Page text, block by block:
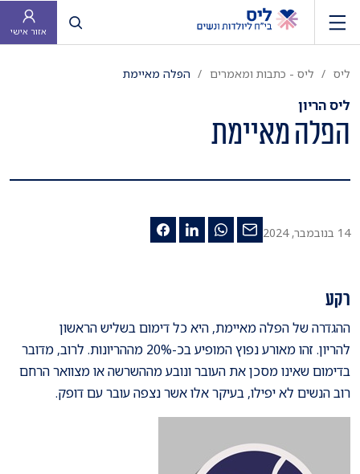
פתח חיפוש
אזור אישי
ליס ליס - כתבות ומאמרים הפלה מאיימת
ליס הריון
הפלה מאיימת
14 בנובמבר, 2024
רקע
ההגדרה של הפלה מאיימת, היא כל דימום בשליש הראשון
להריון. זהו מאורע נפוץ המופיע בכ-20% מההריונות. לרוב, מדובר
בדימום שאינו מסכן את העובר ונובע מההשרשה או מצוואר הרחם
רוב הנשים לא יפילו, בעיקר אלו אשר נצפה עובר עם דופק.